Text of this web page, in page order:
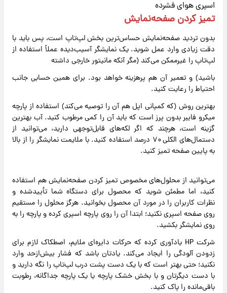
اسپری هوای فشرده
تمیز کردن صفحه‌نمایش
بدون تردید صفحه‌نمایش حساس‌ترین بخش لپ‌تاپ است، پس باید با
دقت زیادی وارد عمل شوید. یک نمایشگر آسیب‌دیده عملاً استفاده از
لپ‌تاپ را غیرممکن می‌کند (مگر آنکه مانیتور خارجی داشته
باشید) و تعمیر آن هم پرهزینه خواهد بود. برای همین حسابی جانب
احتیاط را رعایت کنید.
بهترین روش (که کمپانی اپل هم آن را توصیه می‌کند) استفاده از پارچه
میکرو فایبر بدون پرز است که باید آن را کمی مرطوب کنید. آب بهترین
گزینه است، هرچند که اگر لکه‌های قابل‌توجهی دارید، می‌توانید از
دستمال‌های الکلی ۷۰ درصد استفاده کنید. با ملایمت نمایشگر را از بالا
به پایین صفحه تمیز کنید.
می‌توانید از محلول‌های مخصوص تمیز کردن صفحه‌نمایش هم استفاده
کنید، اما مطمئن شوید که محصول برای دستگاه شما تأییدشده و
نظرات کاربران را در مورد آن محصول بخوانید. هرگز محلول را مستقیم
روی صفحه اسپری نکنید؛ ابتدا آن را روی پارچه اسپری کرده و پارچه را به
روی نمایشگر بکشید.
شرکت HP یادآوری کرده که حرکات دایره‌ای ملایم، اصطکاک لازم برای
زدودن آلودگی را ایجاد می‌کند. یادتان باشد که فشار بیش‌ازحد وارد
نکنید؛ حتی بهتر است که با یک دست پشت درب لپ‌تاپ را نگه دارید و
با دست دیگرتان و با بخش خشک پارچه یا یک پارچه جداگانه، رطوبت
باقی‌مانده را پاک کنید.